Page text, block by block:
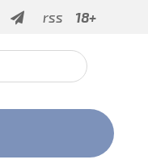
rss 18+